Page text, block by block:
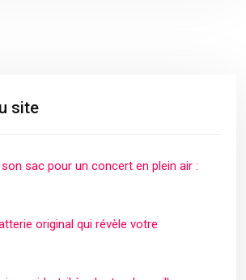
site
sac pour un concert en plein air :
original qui révèle votre